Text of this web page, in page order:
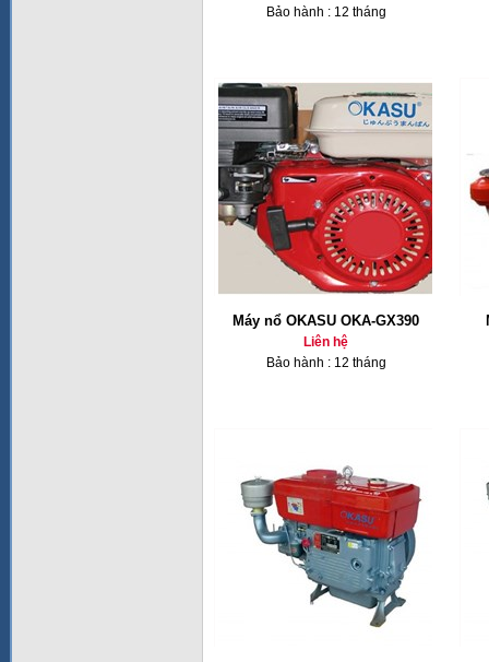
Bảo hành : 12 tháng
Máy nổ OKASU OKA-GX390
Liên hệ
Bảo hành : 12 tháng